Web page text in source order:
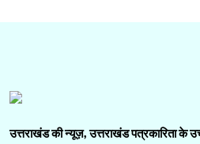
उत्तराखंड की न्यूज़, उत्तराखंड पत्रकारिता के